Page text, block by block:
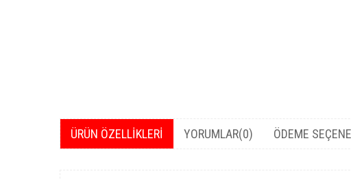
ÜRÜN ÖZELLIKLERI YORUMLAR(0) ÖDEME